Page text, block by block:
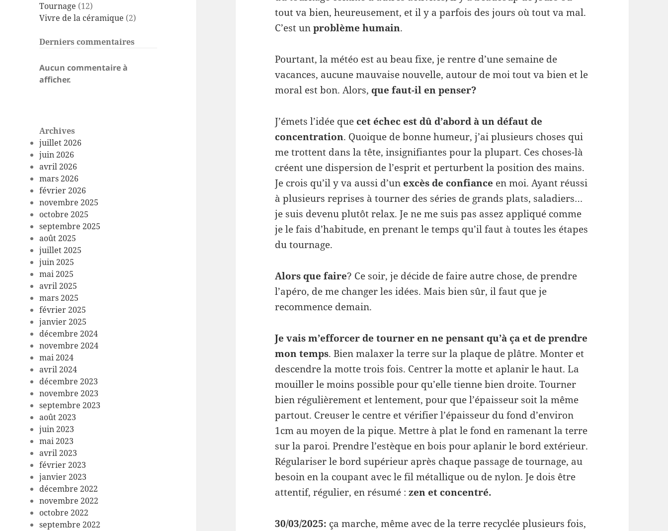
Tournage (12)
Vivre de la céramique (2)
Derniers commentaires
Aucun commentaire à
afficher.
Archives
juillet 2026
juin 2026
avril 2026
mars 2026
février 2026
novembre 2025
octobre 2025
septembre 2025
août 2025
juillet 2025
juin 2025
mai 2025
avril 2025
mars 2025
février 2025
janvier 2025
décembre 2024
novembre 2024
mai 2024
avril 2024
décembre 2023
novembre 2023
septembre 2023
août 2023
juin 2023
mai 2023
avril 2023
février 2023
janvier 2023
décembre 2022
novembre 2022
octobre 2022
septembre 2022
tout va bien, heureusement, et il y a parfois des jours où tout va mal.
C’est unproblème humain.
Pourtant, la météo est au beau fixe, je rentre d’une semaine de
vacances, aucune mauvaise nouvelle, autour de moi tout va bien et le
moral est bon. Alors, que faut-il en penser?
J’émets l’idée que cet échec est dû d’abord à un défaut de
concentration. Quoique de bonne humeur, j’ai plusieurs choses qui
me trottent dans la tête, insignifiantes pour la plupart. Ces choses-là
créent une dispersion de l’esprit et perturbent la position des mains.
Je crois qu’il y va aussi d’un excès de confiance en moi. Ayant réussi
à plusieurs reprises à tourner des séries de grands plats, saladiers…
je suis devenu plutôt relax. Je ne me suis pas assez appliqué comme
je le fais d’habitude, en prenant le temps qu’il faut à toutes les étapes
du tournage.
Alors que faire? Ce soir, je décide de faire autre chose, de prendre
l’apéro, de me changer les idées. Mais bien sûr, il faut que je
recommence demain.
Je vais m’efforcer de tourner en ne pensant qu’à ça et de prendre
mon temps. Bien malaxer la terre sur la plaque de plâtre. Monter et
descendre la motte trois fois. Centrer la motte et aplanir le haut. La
mouiller le moins possible pour qu’elle tienne bien droite. Tourner
bien régulièrement et lentement, pour que l’épaisseur soit la même
partout. Creuser le centre et vérifier l’épaisseur du fond d’environ
1cm au moyen de la pique. Mettre à plat le fond en ramenant la terre
sur la paroi. Prendre l’estèque en bois pour aplanir le bord extérieur.
Régulariser le bord supérieur après chaque passage de tournage, au
besoin en la coupant avec le fil métallique ou de nylon. Je dois être
attentif, régulier, en résumé :zen et concentré.
30/03/2025: ça marche, même avec de la terre recyclée plusieurs fois,